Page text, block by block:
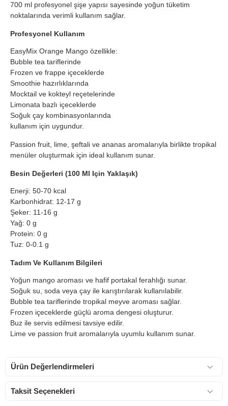
700 ml profesyonel şişe yapısı sayesinde yoğun tüketim
noktalarında verimli kullanım sağlar.
Profesyonel Kullanım
EasyMix Orange Mango özellikle:
Bubble tea tariflerinde
Frozen ve frappe içeceklerde
Smoothie hazırlıklarında
Mocktail ve kokteyl reçetelerinde
Limonata bazlı içeceklerde
Soğuk çay kombinasyonlarında
kullanım için uygundur.
Passion fruit, lime, şeftali ve ananas aromalarıyla birlikte tropikal
menüler oluşturmak için ideal kullanım sunar.
Besin Değerleri (100 Ml Için Yaklaşık)
Enerji: 50-70 kcal
Karbonhidrat: 12-17 g
Şeker: 11-16 g
Yağ: 0 g
Protein: 0 g
Tuz: 0-0.1 g
Tadım Ve Kullanım Bilgileri
Yoğun mango aroması ve hafif portakal ferahlığı sunar.
Soğuk su, soda veya çay ile karıştırılarak kullanılabilir.
Bubble tea tariflerinde tropikal meyve aroması sağlar.
Frozen içeceklerde güçlü aroma dengesi oluşturur.
Buz ile servis edilmesi tavsiye edilir.
Lime ve passion fruit aromalarıyla uyumlu kullanım sunar.
Ürün Değerlendirmeleri
Taksit Seçenekleri